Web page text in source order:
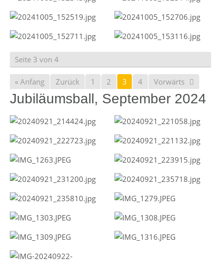
Seite 3 von 4
« Anfang Zurück 1 2 3 4 Vorwärts
Jubiläumsball, September 2024